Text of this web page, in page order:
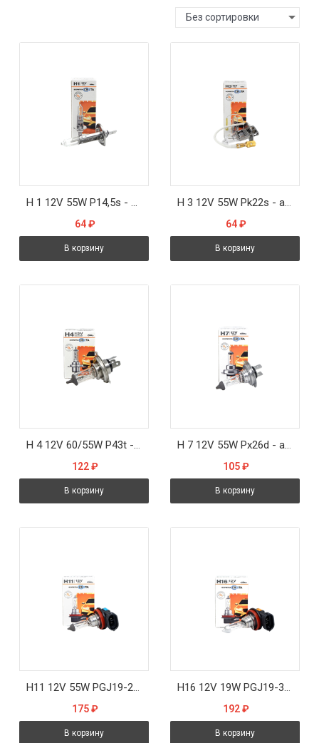
Без сортировки
H 1 12V 55W P14,5s - автолампа Formula sveta
64 ₽
В корзину
H 3 12V 55W Pk22s - автолампа Formula sveta
64 ₽
В корзину
H 4 12V 60/55W P43t - автолампа Formula sveta
122 ₽
В корзину
H 7 12V 55W Px26d - автолампа Formula sveta
105 ₽
В корзину
175 ₽
В корзину
192 ₽
В корзину